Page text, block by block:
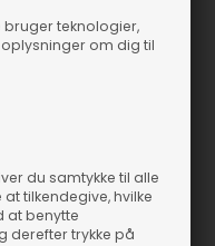
teknologier,
om dig til
du samtykke til alle
tilkendegive, hvilke
at benytte
derefter trykke på
- Black
Doctor
DKK